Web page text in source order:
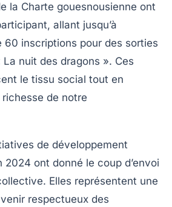
la Charte gouesnousienne ont
allant jusqu’à
60 inscriptions pour des sorties
nuit des dragons ». Ces
le tissu social tout en
de notre
de développement
2024 ont donné le coup d’envoi
Elles représentent une
respectueux des